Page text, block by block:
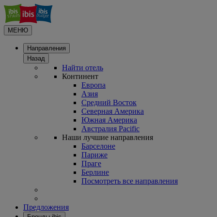
МЕНЮ
Направления
Назад
Найти отель
Континент
Европа
Азия
Средний Восток
Северная Америка
Южная Америка
Австралия Pacific
Наши лучшие направления
Барселоне
Париже
Праге
Берлине
Посмотреть все направления
Предложения